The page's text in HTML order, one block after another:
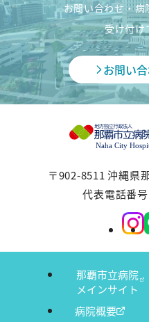
お問い合わせ・病
受け付け
お問い
〒902-8511 沖縄県
代表電話番
那覇市立病院
メインサイト
病院概要